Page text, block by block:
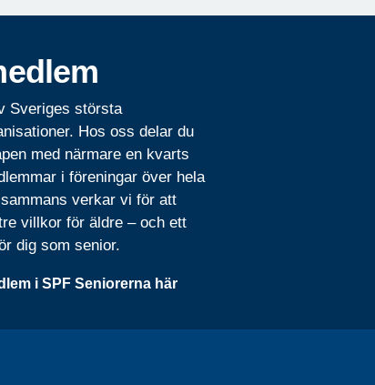
Sveriges största
Hos oss delar du
med närmare en kvarts
i föreningar över hela
verkar vi för att
villkor för äldre – och ett
dig som senior.
i SPF Seniorerna här